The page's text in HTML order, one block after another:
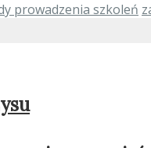
prowadzenia szkoleń